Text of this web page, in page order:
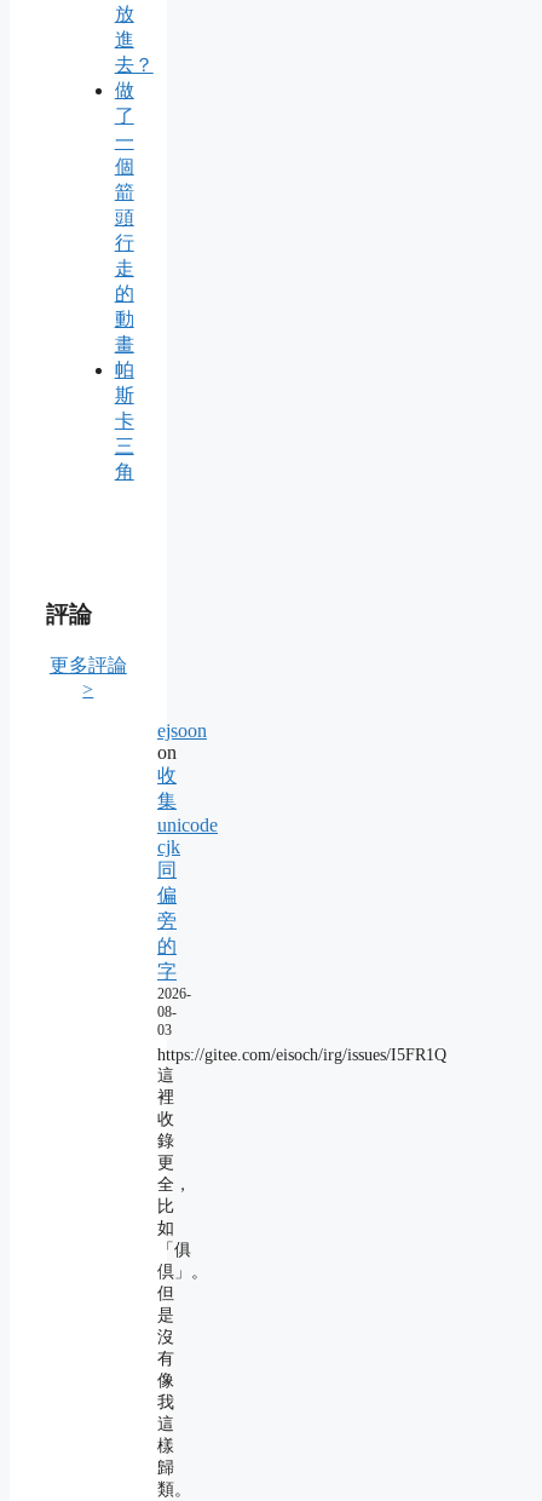
放
進
去？
做
了
一
個
箭
頭
行
走
的
動
畫
帕
斯
卡
三
角
評論
更多評論
>
ejsoon
on
收
集
unicode
cjk
同
偏
旁
的
字
2026-
08-
03
https://gitee.com/eisoch/irg/issues/I5FR1Q
這
裡
收
錄
更
全，
比
如
「俱
倶」。
但
是
沒
有
像
我
這
樣
歸
類。